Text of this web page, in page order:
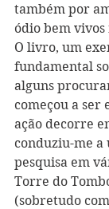
também por
ódio bem
O livro, um
fundamental
alguns
começou a ser
ação decorre
conduziu-me a
pesquisa em
Torre do
(sobretudo